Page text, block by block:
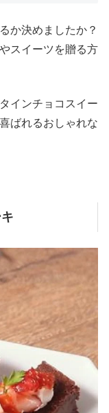
か決めましたか？
スイーツを贈る方
インチョコスイー
ばれるおしゃれな